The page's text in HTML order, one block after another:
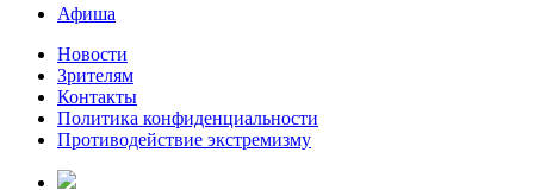
Афиша
Новости
Зрителям
Контакты
Политика конфиденциальности
Противодействие экстремизму